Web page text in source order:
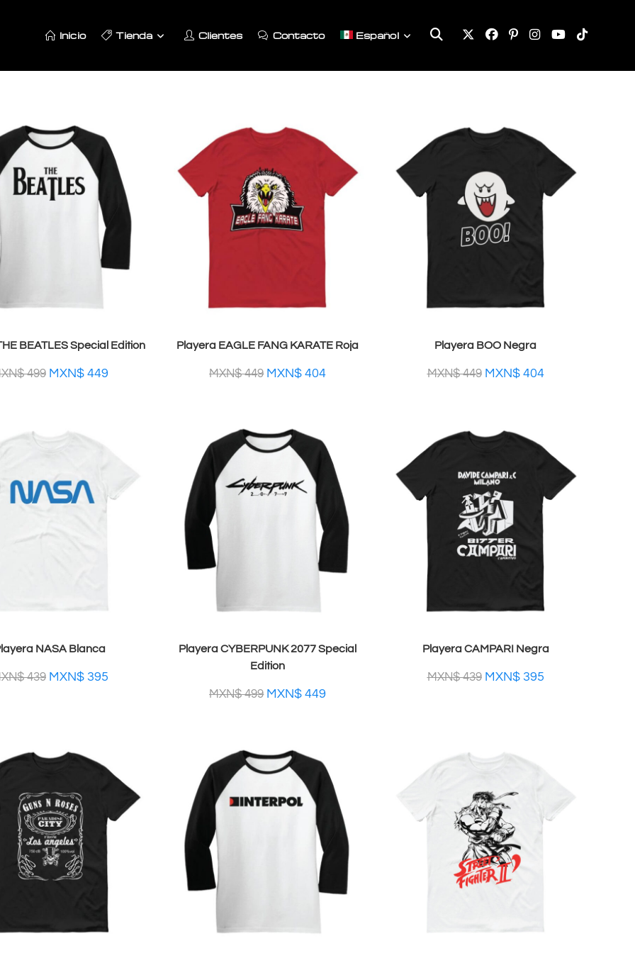
Inicio Tienda Clientes Contacto Español Alternar
BEATLES Special Edition
499 MXN$449
Playera EAGLE FANG KARATE Roja
MXN$449 MXN$ 404
Playera BOO Negra
MXN$449 MXN$404
NASA Blanca
439 MXN$395
Playera CYBERPUNK 2077 Special
Edition
MXN$499 MXN$ 449
Playera CAMPARI Negra
MXN$439 MXN$395